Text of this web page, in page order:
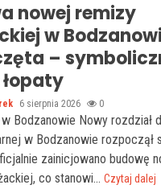
nowej remizy
w
–
6 sierpnia 2026 0
Bodzanowie Nowy rozdział
w Bodzanowie rozpoczął
zainicjowano budowę
co stanowi... Czytaj dalej